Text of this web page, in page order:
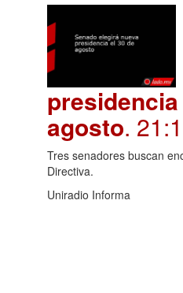
agosto.
Tres senadores buscan
Directiva.
Uniradio Informa